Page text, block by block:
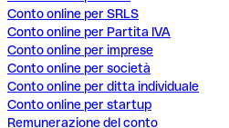
Conto online per SRLS
Conto online per Partita IVA
Conto online per imprese
Conto online per società
Conto online per ditta individuale
Conto online per startup
Remunerazione del conto